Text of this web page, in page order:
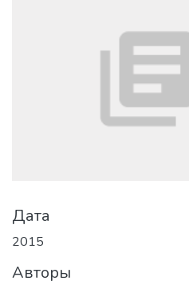
Дата
2015
Авторы